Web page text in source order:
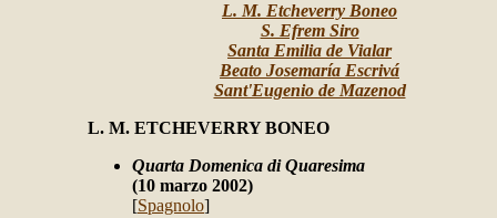
L. M. Etcheverry Boneo
S. Efrem Siro
Santa Emilia de Vialar
Beato Josemaría Escrivá
Sant'Eugenio de Mazenod
L. M. ETCHEVERRY BONEO
Quarta Domenica di Quaresima
(10 marzo 2002)
[Spagnolo]